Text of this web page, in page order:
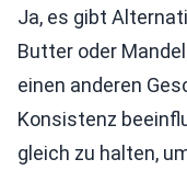
Ja, es gibt
Butter oder
einen anderen
Konsistenz
gleich zu halten,